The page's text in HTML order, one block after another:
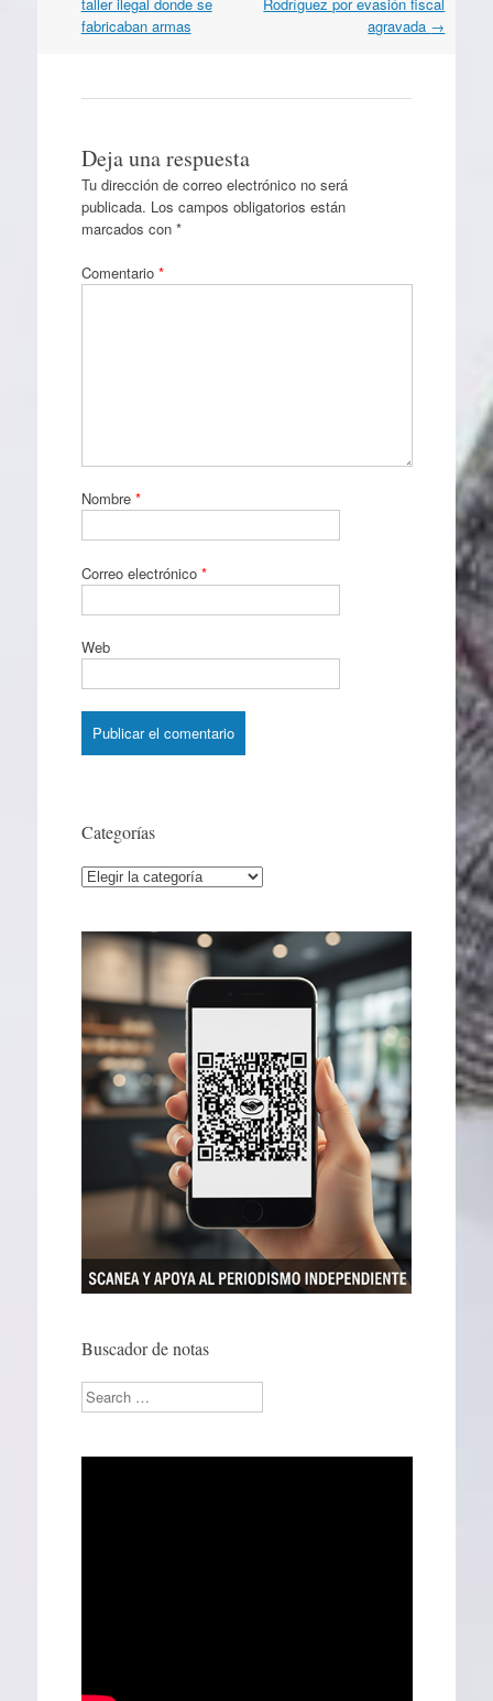
artículos
fabricaban armas
agravada →
Deja una respuesta
Tu dirección de correo electrónico no será
publicada. Los campos obligatorios están
marcados con *
Comentario *
Nombre *
Correo electrónico *
Web
Categorías
Categorías
Buscador de notas
Search